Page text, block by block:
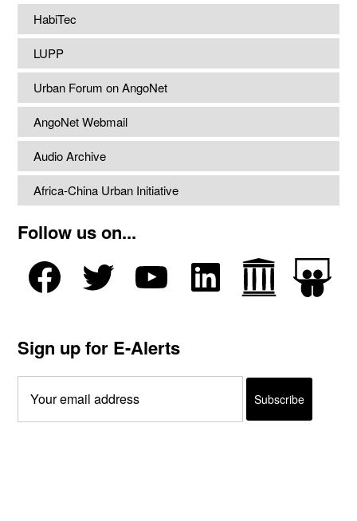
HabiTec
LUPP
Urban Forum on AngoNet
AngoNet Webmail
Audio Archive
Africa-China Urban Initiative
Follow us on...
Sign up for E-Alerts